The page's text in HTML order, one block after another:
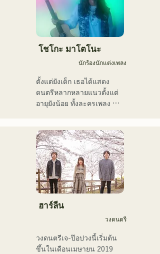
む。枠に収まりきれないマ
ルチな表現スタイルを確立
するため、日々探求を続け
ている。現在はSNSを中心
に、自身の表現を発信中。
โชโกะ มาโตโนะ
นักร้องนักแต่งเพลง
ตั้งแต่ยังเด็ก เธอได้แสดง
ดนตรีหลากหลายแนวตั้งแต่
อายุยังน้อย ทั้งละครเพลง
2011
เธอได้ปรากฏตัวในสื่อต่างๆ
มากมาย โดยส่วนใหญ่อยู่ใน
บ้านเกิดของเธอที่ฟุกุโอกะ
และคิวชู และยังมีส่วนร่วมใน
เพลงและภาพยนตร์โฆษณา
ของบริษัทมากมาย
ทำงานในหลากหลายสาขา
อาชีพ รวมถึงการแต่งเพลง
ฮาร์ลีน
วงดนตรี
วงดนตรีเจ-ป๊อปวงนี้เริ่มต้น
ขึ้นในเดือนเมษายน 2019